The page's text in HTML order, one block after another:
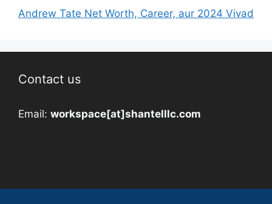
Andrew Tate Net Worth, Career, aur 2024 Vivad
Contact us
Email: workspace[at]shantelllc.com